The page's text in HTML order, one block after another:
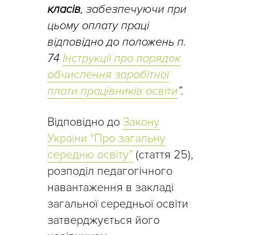
класів, забезпечуючи при
цьому оплату праці
відповідно до положень п.
74 Інструкції про порядок
обчислення заробітної
плати працівників освіти”.
Відповідно до Закону
України “Про загальну
середню освіту” (стаття 25),
розподіл педагогічного
навантаження в закладі
загальної середньої освіти
затверджується його